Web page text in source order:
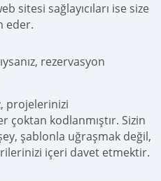
sitesi sağlayıcıları ise size
eder.
rezervasyon
projelerinizi
çoktan kodlanmıştır. Sizin
şablonla uğraşmak değil,
içeri davet etmektir.